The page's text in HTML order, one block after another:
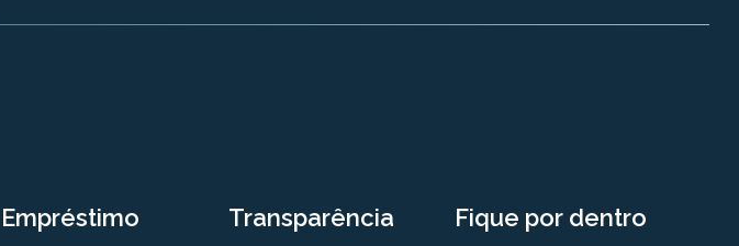
Empréstimo Transparência Fique por dentro